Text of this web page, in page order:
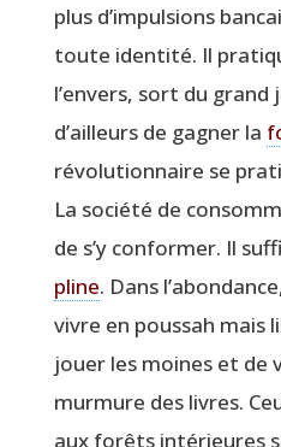
plus d’impulsions
toute iden­ti­té. Il
l’envers, sort du grand
d’ailleurs de gagner la
révo­lu­tion­naire se
La socié­té de
de s’y confor­mer. Il
pline. Dans
vivre en pous­sah mais
jouer les moines et de
mur­mure des livres.
aux forêts inté­rieures